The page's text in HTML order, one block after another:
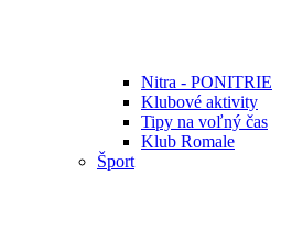
Nitra - PONITRIE
Klubové aktivity
Tipy na voľný čas
Klub Romale
Šport